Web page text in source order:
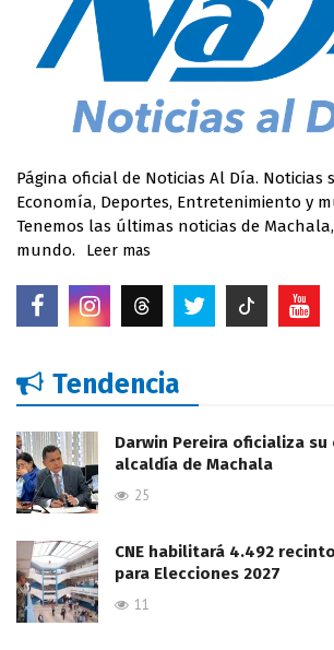
Página oficial de Noticias Al Día. Noticias
Economía, Deportes, Entretenimiento y
Tenemos las últimas noticias de
mundo.
Leer mas
Tendencia
Darwin Pereira oficializa
alcaldía de Machala
25
CNE habilitará 4.492
para Elecciones 2027
11